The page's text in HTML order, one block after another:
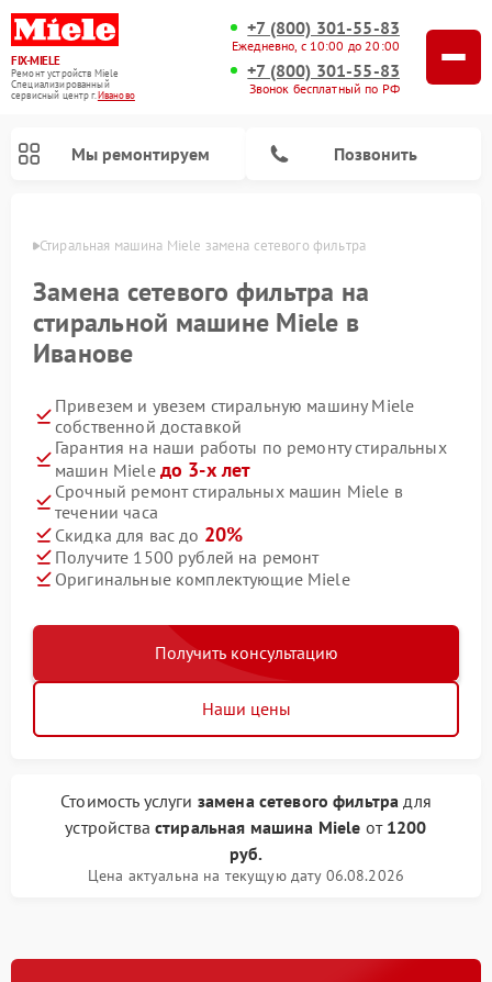
FIX-MIELE
Ремонт устройств Miele
Специализированный
cервисный центр г.Иваново
+7 (800) 301-55-83
Ежедневно, с 10:00 до 20:00
+7 (800) 301-55-83
Звонок бесплатный по РФ
Мы ремонтируем Позвонить
Стиральная машина Miele замена сетевого фильтра
Замена сетевого фильтра на
стиральной машине Miele в
Иванове
Привезем и увезем стиральную машину Miele
собственной доставкой
Гарантия на наши работы по ремонту стиральных
машин Miele до 3-х лет
Срочный ремонт стиральных машин Miele в
течении часа
Скидка для вас до 20%
Получите 1500 рублей на ремонт
Оригинальные комплектующие Miele
Получить консультацию
Наши цены
Стоимость услуги замена сетевого фильтра для
устройства стиральная машина Miele от 1200
руб.
Цена актуальна на текущую дату 06.08.2026